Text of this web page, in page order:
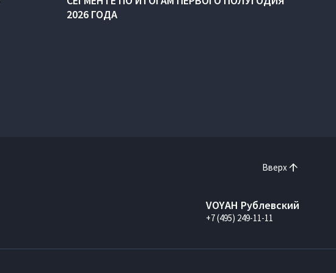
2026 ГОДА
Вверх
VOYAH Рублевский
+7 (495) 249-11-11